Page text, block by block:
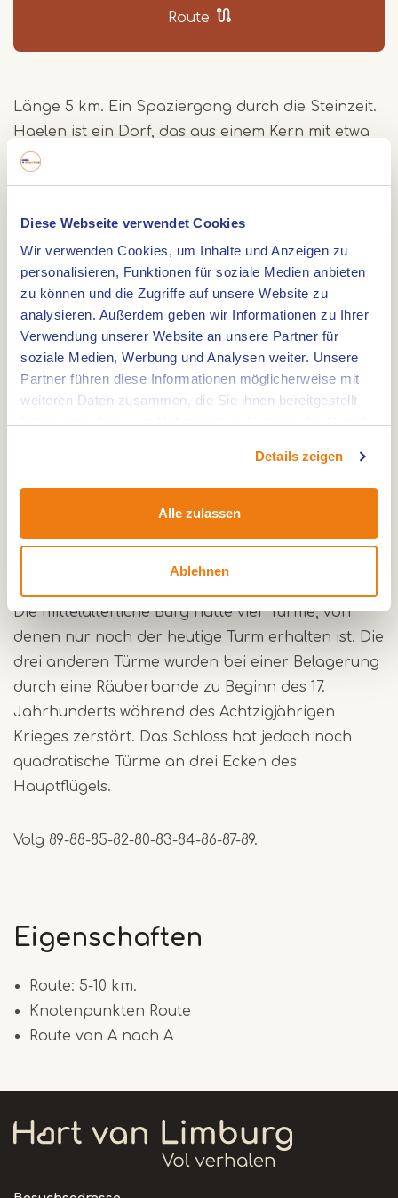
Diese Webseite verwendet Cookies
Wir verwenden Cookies, um Inhalte und Anzeigen zu
personalisieren, Funktionen für soziale Medien anbieten
zu können und die Zugriffe auf unsere Website zu
analysieren. Außerdem geben wir Informationen zu Ihrer
Verwendung unserer Website an unsere Partner für
soziale Medien, Werbung und Analysen weiter. Unsere
Partner führen diese Informationen möglicherweise mit
weiteren Daten zusammen, die Sie ihnen bereitgestellt
Details zeigen
Alle zulassen
Ablehnen
Route
Länge 5 km. Ein Spaziergang durch die Steinzeit.
Haelen ist ein Dorf, das aus einem Kern mit etwa
4370 Einwohnern besteht. Die Umgebung des
Dorfes ist seit der Steinzeit bewohnt. Dies wurde
Der Grund für diese frühe Besiedlung ist, dass
Haelen in der Nähe der hohen Sandböden
entlang des Leudals liegt.
Schloss Aldenghoor
Während dieses Abstechers lernen Sie den
Startort Kasteel Aldenghoor kennen. Die Burg
Aldenghoor liegt auf einem Wassergraben. Das
sich aus zwei rechtwinklig zueinander stehenden
Flügeln mit Giebeldächern zusammensetzt. An der
inneren Ecke hat das Schloss einen schweren,
runden Turm aus Backstein und Mergel mit einer
Die mittelalterliche Burg hatte vier Türme, von
denen nur noch der heutige Turm erhalten ist. Die
drei anderen Türme wurden bei einer Belagerung
durch eine Räuberbande zu Beginn des 17.
Jahrhunderts während des Achtzigjährigen
Krieges zerstört. Das Schloss hat jedoch noch
quadratische Türme an drei Ecken des
Hauptflügels.
Volg 89-88-85-82-80-83-84-86-87-89.
Eigenschaften
Route: 5-10 km.
Knotenpunkten Route
Route von A nach A